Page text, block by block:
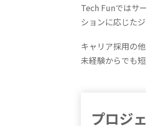
Tech Funではサ
ションに応じた
キャリア採用の
未経験からでも
プロジ